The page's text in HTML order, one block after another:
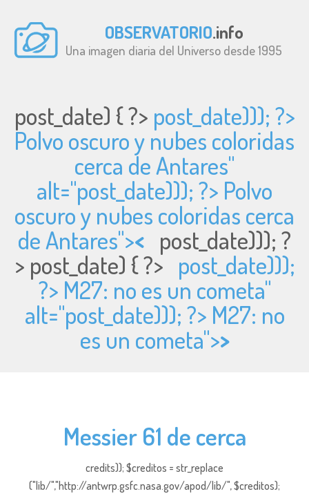
OBSERVATORIO.info
Una imagen diaria del Universo desde 1995
post_date) { ?> post_date))); ?>
Polvo oscuro y nubes coloridas
cerca de Antares"
alt="post_date))); ?> Polvo
oscuro y nubes coloridas cerca
de Antares">< post_date))); ?
> post_date) { ?> post_date)));
?> M27: no es un cometa"
alt="post_date))); ?> M27: no
es un cometa">>
Messier 61 de cerca
credits)); $creditos = str_replace
("lib/","http://antwrp.gsfc.nasa.gov/apod/lib/", $creditos);